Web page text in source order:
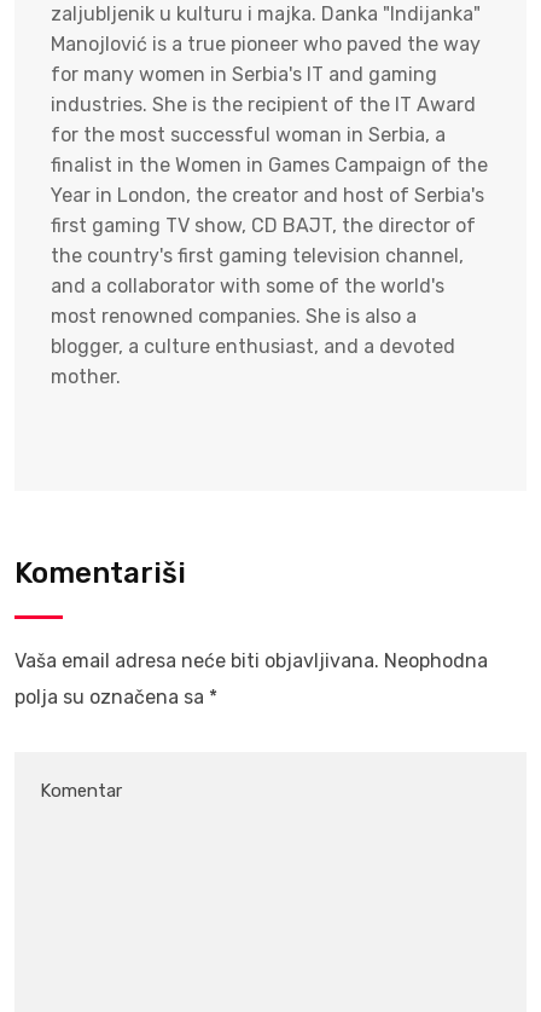
zaljubljenik u kulturu i majka. Danka "Indijanka"
Manojlović is a true pioneer who paved the way
for many women in Serbia's IT and gaming
industries. She is the recipient of the IT Award
for the most successful woman in Serbia, a
finalist in the Women in Games Campaign of the
Year in London, the creator and host of Serbia's
first gaming TV show, CD BAJT, the director of
the country's first gaming television channel,
and a collaborator with some of the world's
most renowned companies. She is also a
blogger, a culture enthusiast, and a devoted
mother.
Komentariši
Vaša email adresa neće biti objavljivana. Neophodna
polja su označena sa *